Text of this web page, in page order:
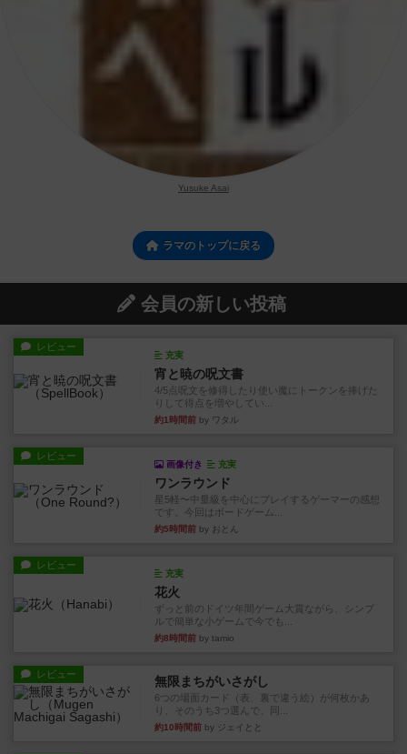
Yusuke Asai
ラマのトップに戻る
会員の新しい投稿
レビュー
充実
宵と暁の呪文書
4/5点呪文を修得したり使い魔にトークンを捧げた
りして得点を増やしてい...
約1時間前 by ワタル
レビュー
画像付き 充実
ワンラウンド
星5軽〜中量級を中心にプレイするゲーマーの感想
です。今回はボードゲーム...
約5時間前 by おとん
レビュー
充実
花火
ずっと前のドイツ年間ゲーム大賞ながら、シンプ
ルで簡単な小ゲームで今でも...
約8時間前 by tamio
レビュー 無限まちがいさがし
6つの場面カード（表、裏で違う絵）が何枚かあ
り、そのうち3つ選んで、同...
約10時間前 by ジェイとと